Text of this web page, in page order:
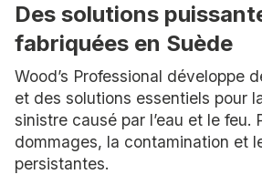
Des solutions
fabriquées en Suède
Wood’s Professional développe
et des solutions essentiels pour
sinistre causé par l’eau et le feu.
dommages, la contamination et
persistantes.